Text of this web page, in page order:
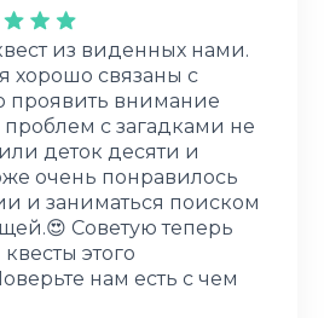
из виденных нами.
хорошо связаны с
проявить внимание
проблем с загадками не
деток десяти и
очень понравилось
и заниматься поиском
Советую теперь
этого
нам есть с чем